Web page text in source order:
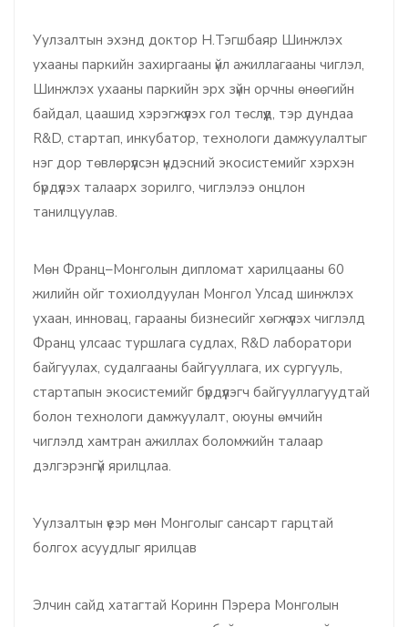
Уулзалтын эхэнд доктор Н.Тэгшбаяр Шинжлэх
ухааны паркийн захиргааны үйл ажиллагааны чиглэл,
Шинжлэх ухааны паркийн эрх зүйн орчны өнөөгийн
байдал, цаашид хэрэгжүүлэх гол төслүүд, тэр дундаа
R&D, стартап, инкубатор, технологи дамжуулалтыг
нэг дор төвлөрүүлсэн үндэсний экосистемийг хэрхэн
бүрдүүлэх талаарх зорилго, чиглэлээ онцлон
танилцуулав.
Мөн Франц–Монголын дипломат харилцааны 60
жилийн ойг тохиолдуулан Монгол Улсад шинжлэх
ухаан, инновац, гарааны бизнесийг хөгжүүлэх чиглэлд
Франц улсаас туршлага судлах, R&D лаборатори
байгуулах, судалгааны байгууллага, их сургууль,
стартапын экосистемийг бүрдүүлэгч байгууллагуудтай
болон технологи дамжуулалт, оюуны өмчийн
чиглэлд хамтран ажиллах боломжийн талаар
дэлгэрэнгүй ярилцлаа.
Уулзалтын үеэр мөн Монголыг сансарт гарцтай
болгох асуудлыг ярилцав
Элчин сайд хатагтай Коринн Пэрера Монголын